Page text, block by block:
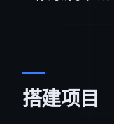
搭建项目